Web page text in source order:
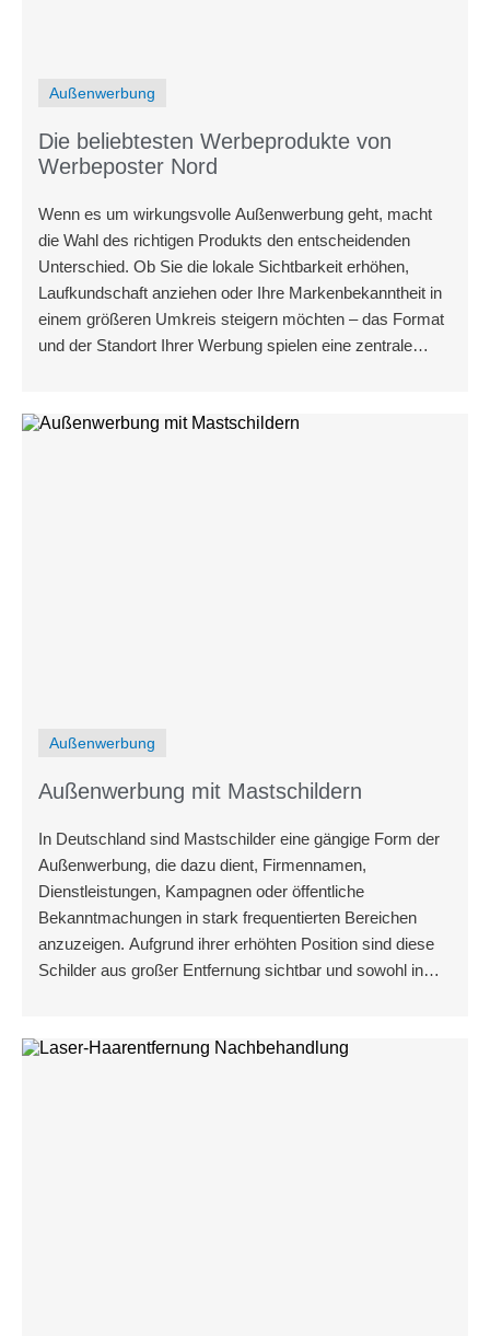
Außenwerbung
Die beliebtesten Werbeprodukte von
Werbeposter Nord
Wenn es um wirkungsvolle Außenwerbung geht, macht
die Wahl des richtigen Produkts den entscheidenden
Unterschied. Ob Sie die lokale Sichtbarkeit erhöhen,
Laufkundschaft anziehen oder Ihre Markenbe­kanntheit in
einem größeren Umkreis steigern möchten – das Format
und der Standort Ihrer Werbung spielen eine zentrale
Außenwerbung
Außenwerbung mit Mastschildern
In Deutschland sind Mastschilder eine gängige Form der
Außenwerbung, die dazu dient, Firmennamen,
Dienstleistungen, Kampagnen oder öffentliche
Bekanntmachungen in stark frequentierten Bereichen
anzuzeigen. Aufgrund ihrer erhöhten Position sind diese
Schilder aus großer Entfernung sichtbar und sowohl in